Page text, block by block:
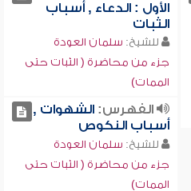
الأول : الدعاء , أسباب
الثبات
للشيخ: سلمان العودة
جزء من محاضرة ( الثبات حتى
الممات)
الفهرس:الشهوات ,
أسباب النكوص
للشيخ: سلمان العودة
جزء من محاضرة ( الثبات حتى
الممات)